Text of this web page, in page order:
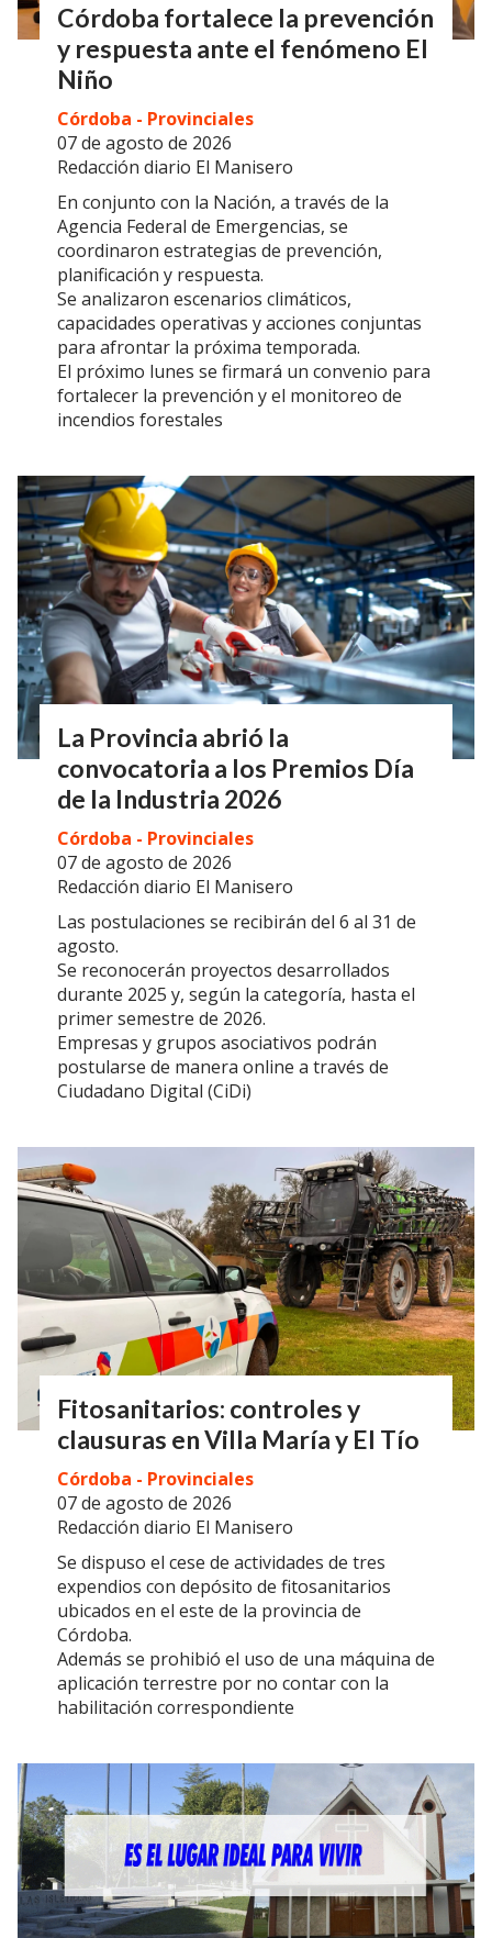
Córdoba fortalece la prevención
y respuesta ante el fenómeno El
Niño
Redacción diario El Manisero
Córdoba - Provinciales
07 de agosto de 2026
En conjunto con la Nación, a través de la
Agencia Federal de Emergencias, se
coordinaron estrategias de prevención,
planificación y respuesta.
Se analizaron escenarios climáticos,
capacidades operativas y acciones conjuntas
para afrontar la próxima temporada.
El próximo lunes se firmará un convenio para
fortalecer la prevención y el monitoreo de
incendios forestales
La Provincia abrió la
convocatoria a los Premios Día
de la Industria 2026
Redacción diario El Manisero
Córdoba - Provinciales
07 de agosto de 2026
Las postulaciones se recibirán del 6 al 31 de
agosto.
Se reconocerán proyectos desarrollados
durante 2025 y, según la categoría, hasta el
primer semestre de 2026.
Empresas y grupos asociativos podrán
postularse de manera online a través de
Ciudadano Digital (CiDi)
Fitosanitarios: controles y
clausuras en Villa María y El Tío
Redacción diario El Manisero
Córdoba - Provinciales
07 de agosto de 2026
Se dispuso el cese de actividades de tres
expendios con depósito de fitosanitarios
ubicados en el este de la provincia de
Córdoba.
Además se prohibió el uso de una máquina de
aplicación terrestre por no contar con la
habilitación correspondiente